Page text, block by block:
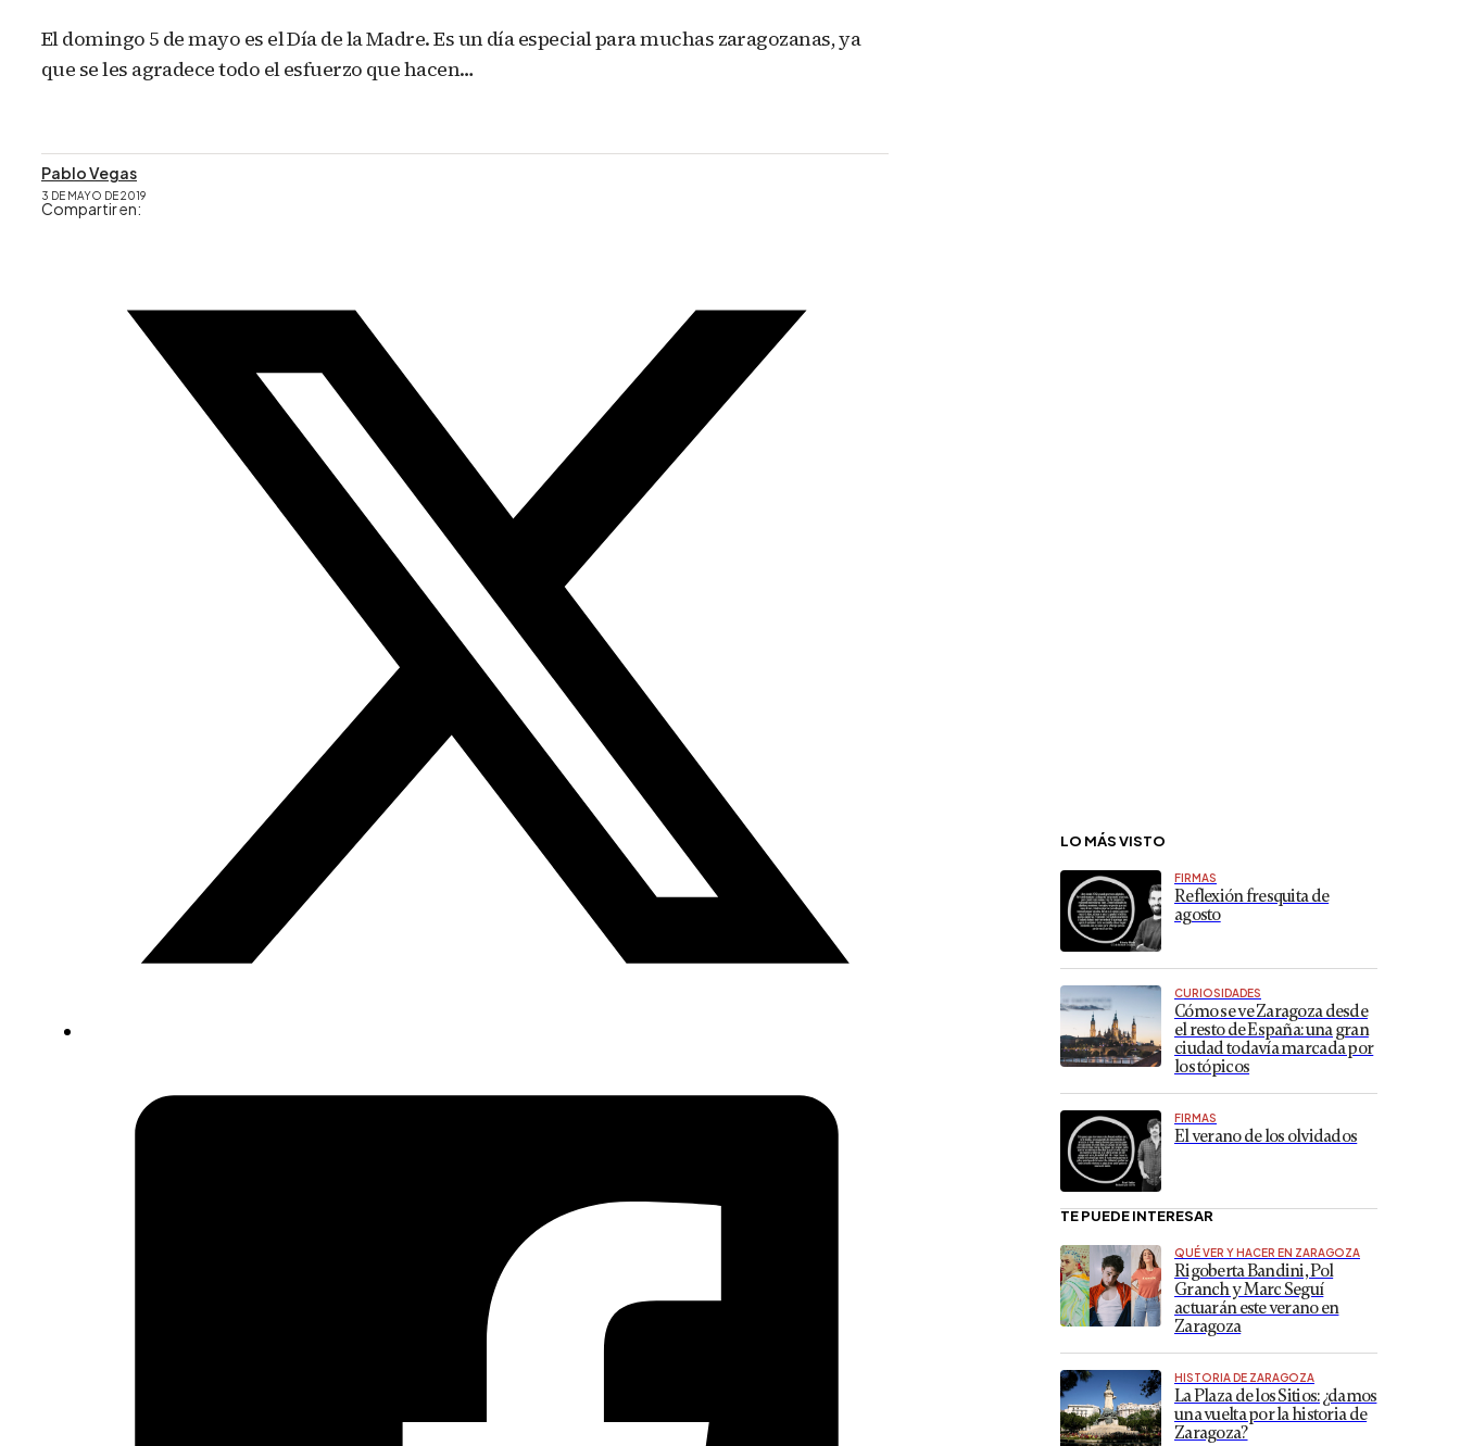
El domingo 5 de mayo es el Día de la Madre. Es un día especial para muchas zaragozanas, ya
que se les agradece todo el esfuerzo que hacen…
Pablo Vegas
3 DE MAYO DE 2019
Compartir en:
LO MÁS VISTO
FIRMAS
Reflexión fresquita de
agosto
CURIOSIDADES
Cómo se ve Zaragoza desde
el resto de España: una gran
ciudad todavía marcada por
los tópicos
FIRMAS
El verano de los olvidados
TE PUEDE INTERESAR
QUÉ VER Y HACER EN ZARAGOZA
Rigoberta Bandini, Pol
Granch y Marc Seguí
actuarán este verano en
Zaragoza
HISTORIA DE ZARAGOZA
La Plaza de los Sitios: ¿damos
una vuelta por la historia de
Zaragoza?